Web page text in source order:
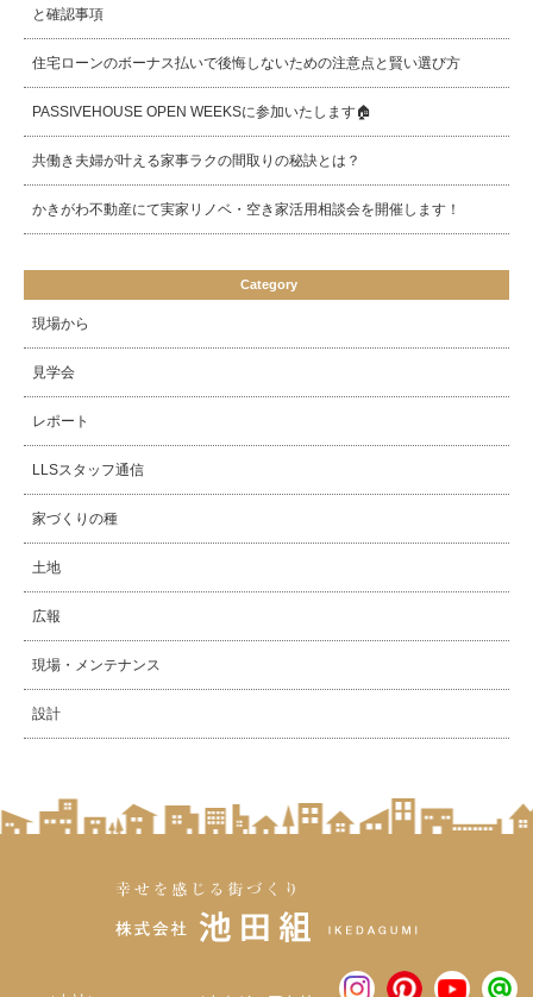
と確認事項
住宅ローンのボーナス払いで後悔しないための注意点と賢い選び方
PASSIVEHOUSE OPEN WEEKSに参加いたします🏠
共働き夫婦が叶える家事ラクの間取りの秘訣とは？
かきがわ不動産にて実家リノベ・空き家活用相談会を開催します！
Category
現場から
見学会
レポート
LLSスタッフ通信
家づくりの種
土地
広報
現場・メンテナンス
設計